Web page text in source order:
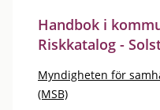
Handbok i
Riskkatalog -
Myndigheten för
(MSB)